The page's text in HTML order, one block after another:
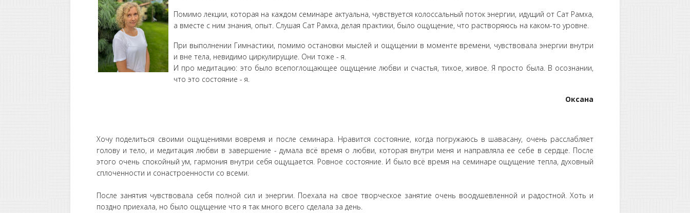
Помимо лекции, которая на каждом семинаре актуальна, чувствуется колоссальный поток энергии, идущий от Сат Рамха,
а вместе с ним знания, опыт. Слушая Сат Рамха, делая практики, было ощущение, что растворяюсь на каком-то уровне.
При выполнении Гимнастики, помимо остановки мыслей и ощущении в моменте времени, чувствовала энергии внутри
и вне тела, невидимо циркулирущие. Они тоже - я.
И про медитацию: это было всепоглощающее ощущение любви и счастья, тихое, живое. Я просто была. В осознании,
что это состояние - я.
Оксана
Хочу поделиться своими ощущениями вовремя и после семинара. Нравится состояние, когда погружаюсь в шавасану, очень расслабляет
голову и тело, и медитация любви в завершение - думала всё время о любви, которая внутри меня и направляла ее себе в сердце. После
этого очень спокойный ум, гармония внутри себя ощущается. Ровное состояние. И было всё время на семинаре ощущение тепла, духовный
сплоченности и сонастроенности со всеми.
После занятия чувствовала себя полной сил и энергии. Поехала на свое творческое занятие очень воодушевленной и радостной. Хоть и
поздно приехала, но было ощущение что я так много всего сделала за день.